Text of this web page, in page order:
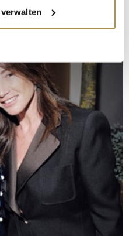
geografische Lage
Meter genau sein
identifizieren
Ihre persönlichen Daten
Sie Ihre Präferenzen im
und Anzeigen zu
soziale Medien anbieten
unsere Website zu
wir Informationen zu Ihrer
unsere Partner für
Analysen weiter. Unsere
möglicherweise mit